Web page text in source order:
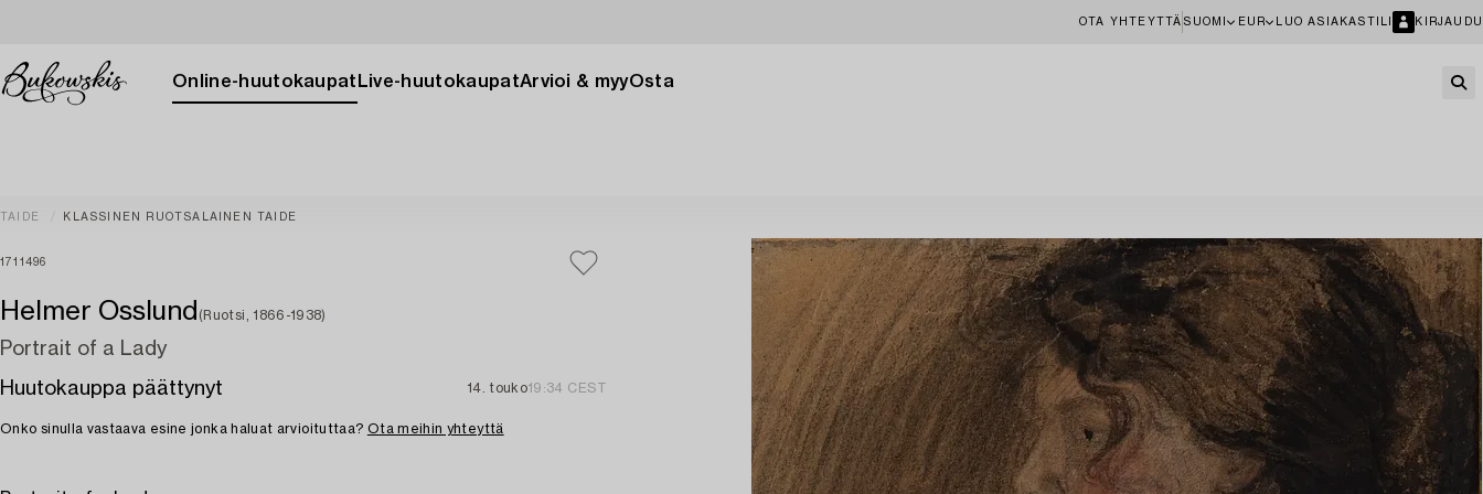
OTA YHTEYTTÄ SUOMI EUR LUO ASIAKASTILI KIRJAUDU
Online-huutokaupat Live-huutokaupatArvioi & myyOsta
TAIDE KLASSINEN RUOTSALAINEN TAIDE
1711496
Helmer Osslund (Ruotsi, 1866-1938)
Portrait of a Lady
Huutokauppa päättynyt
14. touko19:34 CEST
Onko sinulla vastaava esine jonka haluat arvioituttaa? Ota meihin yhteyttä